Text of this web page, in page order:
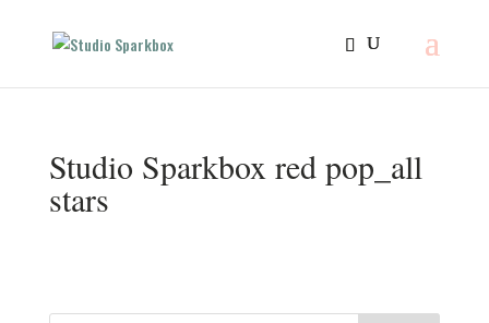
Studio Sparkbox red pop_all
stars